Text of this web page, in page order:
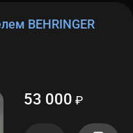
BEHRINGER
53 000 ₽